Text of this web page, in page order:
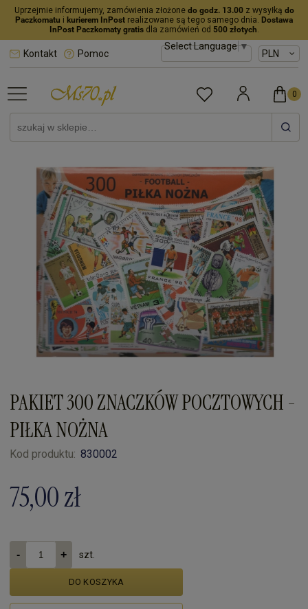
Uprzejmie informujemy, zamówienia złożone do godz. 13.00z wysyłką do
Paczkomatu i kurierem InPost realizowane są tego samego dnia. Dostawa
InPost Paczkomaty gratisdla zamówień od 500 złotych.
Select Language▼
Kontakt Pomoc
PAKIET 300 ZNACZKÓW POCZTOWYCH -
PIŁKA NOŻNA
Kod produktu: 830002
75,00 zł
szt.
DO KOSZYKA